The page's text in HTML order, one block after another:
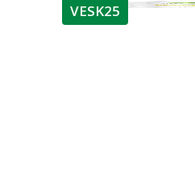
patarimas
VESK25